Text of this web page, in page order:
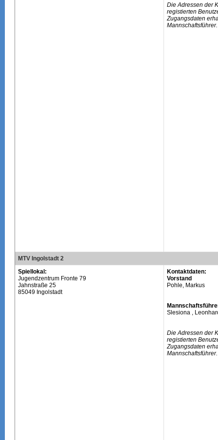
Die Adressen der
registierten
Zugangsdaten
Mannschaftsführer.
MTV Ingolstadt 2
Spiellokal:
Jugendzentrum Fronte 79
Jahnstraße 25
85049 Ingolstadt
Kontaktdaten:
Vorstand
Pohle, Markus
Slesiona ,
Die Adressen der
registierten
Zugangsdaten
Mannschaftsführer.